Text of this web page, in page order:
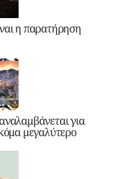
η παρατήρηση
για
μεγαλύτερο